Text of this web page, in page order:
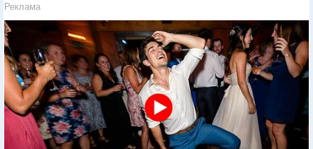
Реклама